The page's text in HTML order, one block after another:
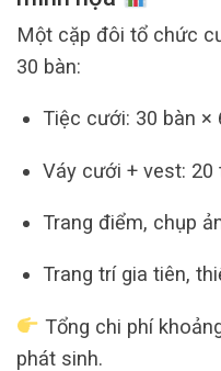
Một cặp đôi tổ chức
30 bàn:
Tiệc cưới: 30 bàn ×
Váy cưới + vest: 20
Trang điểm, chụp
Trang trí gia tiên,
Tổng chi phí
phát sinh.